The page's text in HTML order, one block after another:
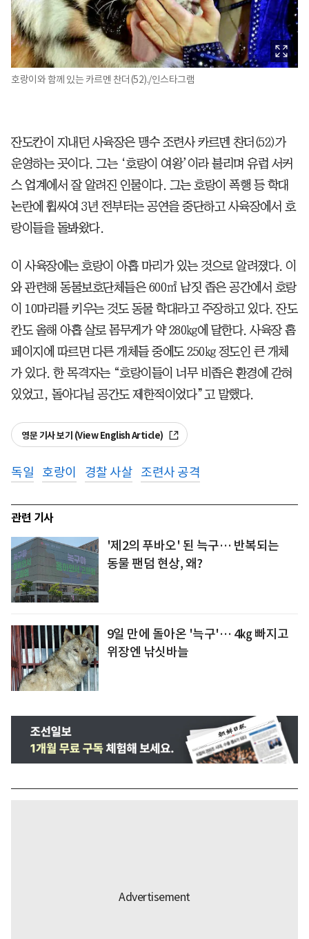
호랑이와 함께 있는 카르멘 찬더(52)./인스타그램
잔도칸이 지내던 사육장은 맹수 조련사 카르멘 찬더(52)가
운영하는 곳이다. 그는 ‘호랑이 여왕’이라 불리며 유럽 서커
스 업계에서 잘 알려진 인물이다. 그는 호랑이 폭행 등 학대
논란에 휩싸여 3년 전부터는 공연을 중단하고 사육장에서 호
랑이들을 돌봐왔다.
이 사육장에는 호랑이 아홉 마리가 있는 것으로 알려졌다. 이
와 관련해 동물보호단체들은 600㎡ 남짓 좁은 공간에서 호랑
이 10마리를 키우는 것도 동물 학대라고 주장하고 있다. 잔도
칸도 올해 아홉 살로 몸무게가 약 280㎏에 달한다. 사육장 홈
페이지에 따르면 다른 개체들 중에도 250㎏ 정도인 큰 개체
가 있다. 한 목격자는 “호랑이들이 너무 비좁은 환경에 갇혀
있었고, 돌아다닐 공간도 제한적이었다”고 말했다.
영문 기사 보기 (View English Article)
독일 호랑이 경찰 사살 조련사 공격
관련 기사
'제2의 푸바오' 된 늑구… 반복되는
동물 팬덤 현상, 왜?
9일 만에 돌아온 '늑구'… 4㎏ 빠지고
위장엔 낚싯바늘